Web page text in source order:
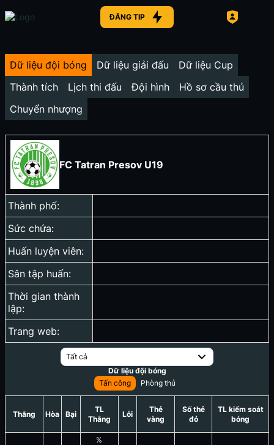
ĐĂNG TIP
Dữ liệu đội bóng Dữ liệu giải đấu
Dữ liệu Cup
Thành tích
Lịch thi đấu Đội hình
Hồ sơ cầu thủ
Chuyển nhượng
FC Tatran Presov U19
Thành phố:
Sức chứa:
Huấn luyện viên:
Sân tập huấn:
Thời gian thành
lập:
Trang web:
Tất cả
Dữ liệu đội bóng
Tấn công
Phòng thủ
Thắng Hòa Bại
TL
Thắng
%
Lỗi
Thẻ
vàng
Số thẻ
đỏ
TL kiểm soát
bóng